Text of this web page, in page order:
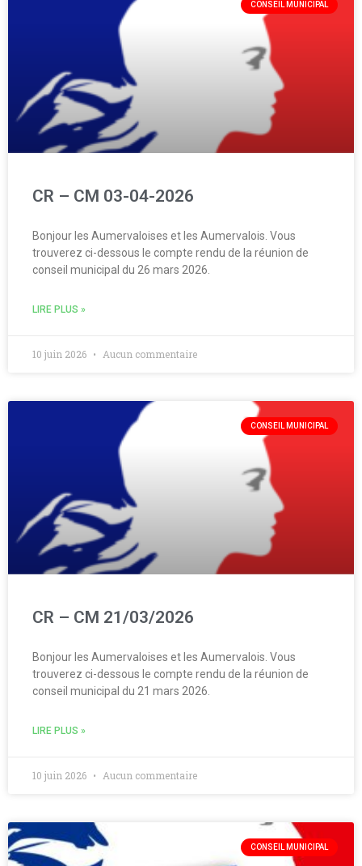
CONSEIL MUNICIPAL
CR – CM 03-04-2026
Bonjour les Aumervaloises et les Aumervalois. Vous
trouverez ci-dessous le compte rendu de la réunion de
conseil municipal du 26 mars 2026.
LIRE PLUS »
10 juin 2026 Aucun commentaire
CONSEIL MUNICIPAL
CR – CM 21/03/2026
Bonjour les Aumervaloises et les Aumervalois. Vous
trouverez ci-dessous le compte rendu de la réunion de
conseil municipal du 21 mars 2026.
LIRE PLUS »
10 juin 2026 Aucun commentaire
CONSEIL MUNICIPAL